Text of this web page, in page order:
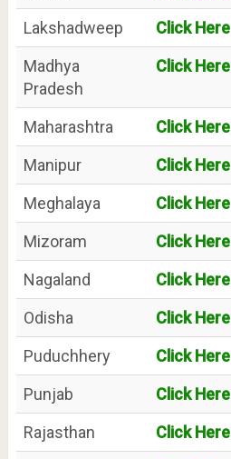
Lakshadweep
Click Here
Madhya
Pradesh
Click Here
Maharashtra
Click Here
Manipur
Click Here
Meghalaya
Click Here
Mizoram
Click Here
Nagaland
Click Here
Odisha
Click Here
Puduchhery
Click Here
Punjab
Click Here
Rajasthan
Click Here